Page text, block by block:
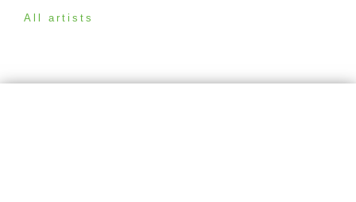
All artists